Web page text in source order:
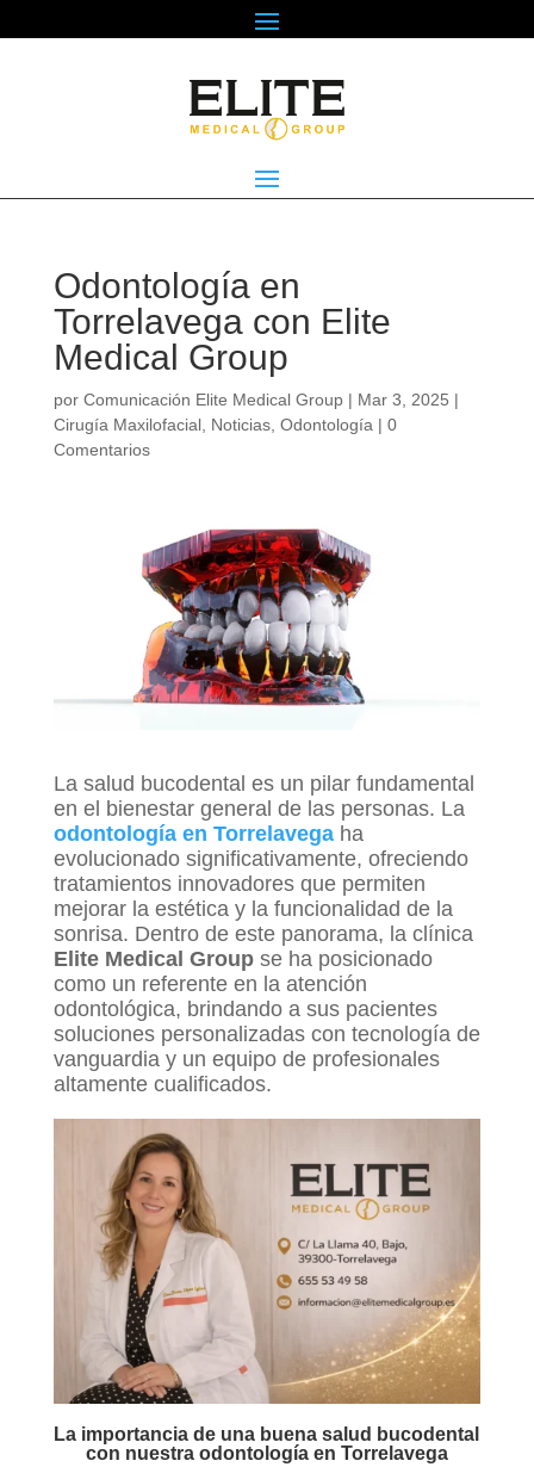
Odontología en
Torrelavega con Elite
Medical Group
por Comunicación Elite Medical Group| Mar 3, 2025 |
Cirugía Maxilofacial, Noticias, Odontología| 0
Comentarios
La salud bucodental es un pilar fundamental
en el bienestar general de las personas. La
odontología en Torrelavegaha
evolucionado significativamente, ofreciendo
tratamientos innovadores que permiten
mejorar la estética y la funcionalidad de la
sonrisa. Dentro de este panorama, la clínica
Elite Medical Groupse ha posicionado
como un referente en la atención
odontológica, brindando a sus pacientes
soluciones personalizadas con tecnología de
vanguardia y un equipo de profesionales
altamente cualificados.
La importancia de una buena salud bucodental
con nuestra odontología en Torrelavega